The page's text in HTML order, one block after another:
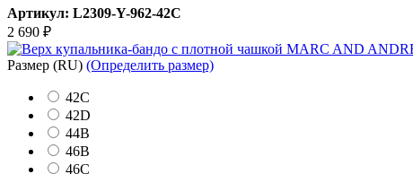
Артикул: L2309-Y-962-42C
2 690 ₽
Размер (RU) (Определить размер)
42C
42D
44B
46B
46C